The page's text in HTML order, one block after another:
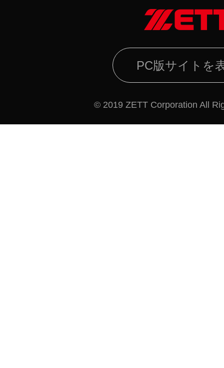
PC版サイトを
© 2019 ZETT Corporation All